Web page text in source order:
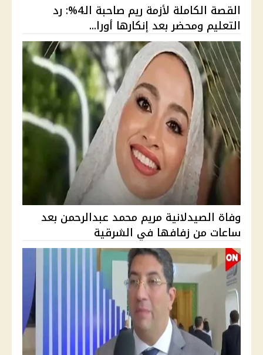
القصة الكاملة لأزمة ريم صاحبة الـ4%: رد
التعليم ومحضر بعد إنكارها أورا...
وفاة الصيدلانية مريم محمد عبدالرحمن بعد
ساعات من زفافها في الشرقية